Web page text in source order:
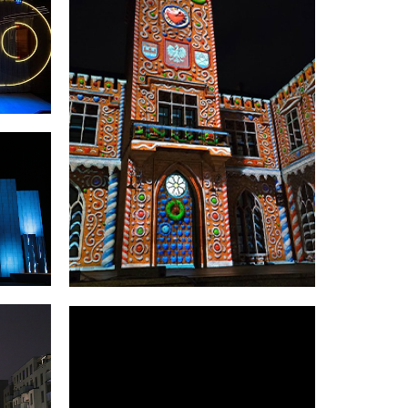
Zabytkowy Ratusz Miejski
-